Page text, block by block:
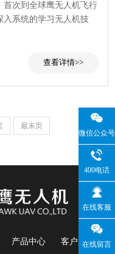
首次到全球鹰无人机飞行
入系统的学习无人机技
最末页
微信公众号
400电话
在线客服
在线留言
产品中心 客户案例